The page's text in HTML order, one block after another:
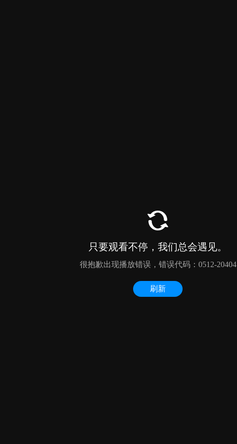
只要观看不停，我们总会遇见。
很抱歉出现播放错误，错误代码：0512-20404
刷新